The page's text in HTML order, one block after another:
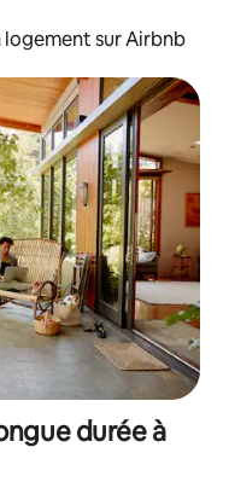
sur Airbnb
durée à